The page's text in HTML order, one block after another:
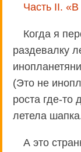
Часть II.
Когда я
раздевалку
(Это не
роста где-то
летела
А это